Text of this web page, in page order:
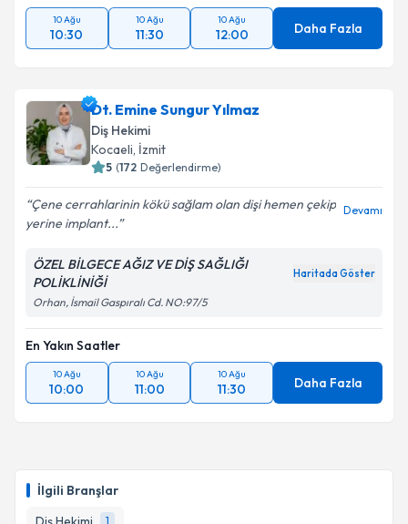
İlgili Branşlar
1
10 Ağu
10:30
10 Ağu
11:30
10 Ağu
12:00 Daha Fazla
Dt. Emine Sungur Yılmaz
Diş Hekimi
Kocaeli, İzmit
5 (172 Değerlendirme)
Çene cerrahlarinin kökü sağlam olan dişi hemen çekip
yerine implant...
Devamı
ÖZEL BİLGECE AĞIZ VE DİŞ SAĞLIĞI
POLİKLİNİĞİ
Haritada Göster
Orhan, İsmail Gaspıralı Cd. NO:97/5
En Yakın Saatler
10 Ağu
10:00
10 Ağu
11:00
10 Ağu
11:30 Daha Fazla